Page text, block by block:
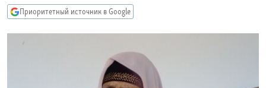
главной
навигации
Вернутся
IDEL.РЕАЛИИ
Приоритетный источник в Google